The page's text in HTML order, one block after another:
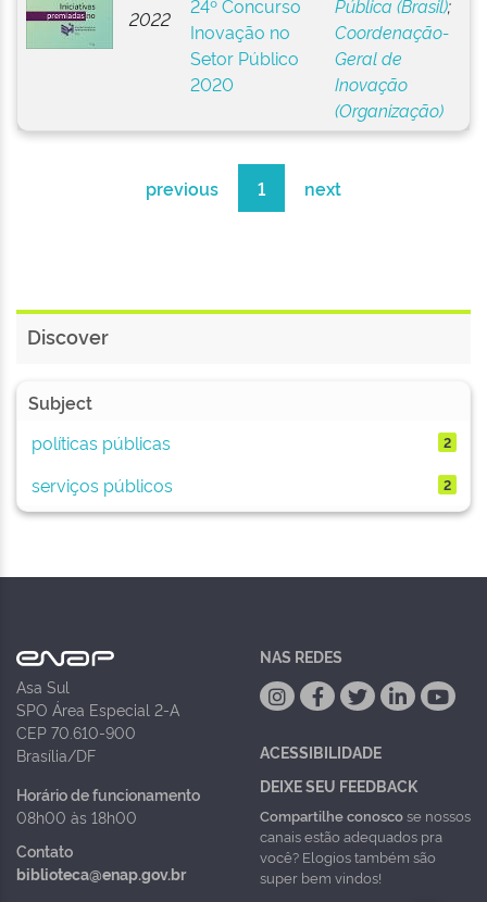
2022
24º Concurso
Inovação no
Setor Público
2020
Pública (Brasil);
Coordenação-
Geral de
Inovação
(Organização)
previous 1 next
Discover
Subject
políticas públicas
2
serviços públicos 2
Asa Sul
SPO Área Especial 2-A
CEP 70.610-900
Brasília/DF
Horário de funcionamento
08h00 às 18h00
Contato
biblioteca@enap.gov.br
NAS REDES
ACESSIBILIDADE
DEIXE SEU FEEDBACK
Compartilhe conoscose nossos
canais estão adequados pra
você? Elogios também são
super bem vindos!